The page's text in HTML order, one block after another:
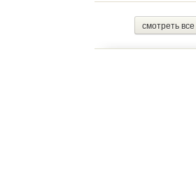
смотреть все